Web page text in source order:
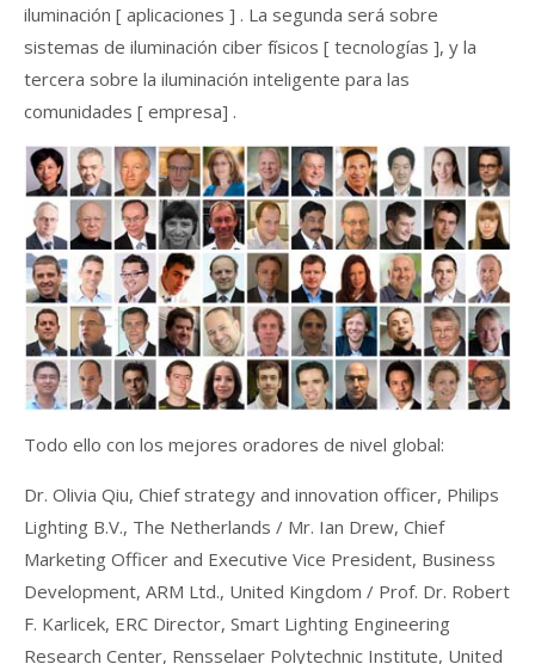
iluminación [ aplicaciones ] . La segunda será sobre
sistemas de iluminación ciber físicos [ tecnologías ], y la
tercera sobre la iluminación inteligente para las
comunidades [ empresa] .
Todo ello con los mejores oradores de nivel global:
Dr. Olivia Qiu, Chief strategy and innovation officer, Philips
Lighting B.V., The Netherlands / Mr. Ian Drew, Chief
Marketing Officer and Executive Vice President, Business
Development, ARM Ltd., United Kingdom / Prof. Dr. Robert
F. Karlicek, ERC Director, Smart Lighting Engineering
Research Center, Rensselaer Polytechnic Institute, United